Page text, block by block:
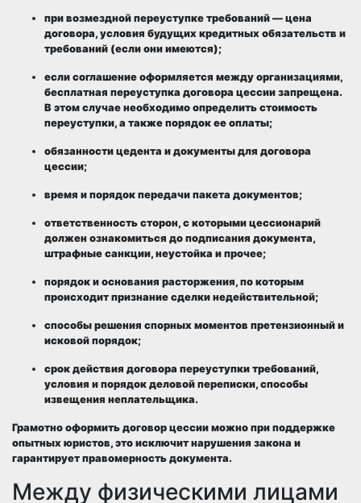
при возмездной переуступке требований — цена
договора, условия будущих кредитных обязательств и
требований (если они имеются);
если соглашение оформляется между организациями,
бесплатная переуступка договора цессии запрещена.
В этом случае необходимо определить стоимость
переуступки, а также порядок ее оплаты;
обязанности цедента и документы для договора
цессии;
время и порядок передачи пакета документов;
ответственность сторон, с которыми цессионарий
должен ознакомиться до подписания документа,
штрафные санкции, неустойка и прочее;
порядок и основания расторжения, по которым
происходит признание сделки недействительной;
способы решения спорных моментов претензионный и
исковой порядок;
срок действия договора переуступки требований,
условия и порядок деловой переписки, способы
извещения неплательщика.
Грамотно оформить договор цессии можно при поддержке
опытных юристов, это исключит нарушения закона и
гарантирует правомерность документа.
Между физическими лицами